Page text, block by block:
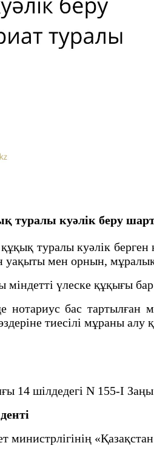
туралы куәлiк беру
туралы куәлiк
мен орнын,
үлеске құқығы
нотариус бас
тиесілі мұраны алу
14 шiлдедегі N 155-I
министрлігінің